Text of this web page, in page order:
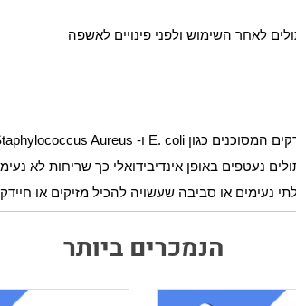
לאחר השימוש ולפני פינויים לאשפה
E. coli ו- Aureus
נעטפים באופן אינדיבידואלי כך שריחות לא
נעימים או סביבה שעשויה להכיל מזיקים או
הנמכרים ביותר